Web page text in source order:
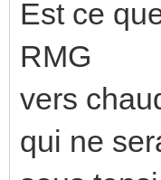
Est ce
RMG
vers
qui ne